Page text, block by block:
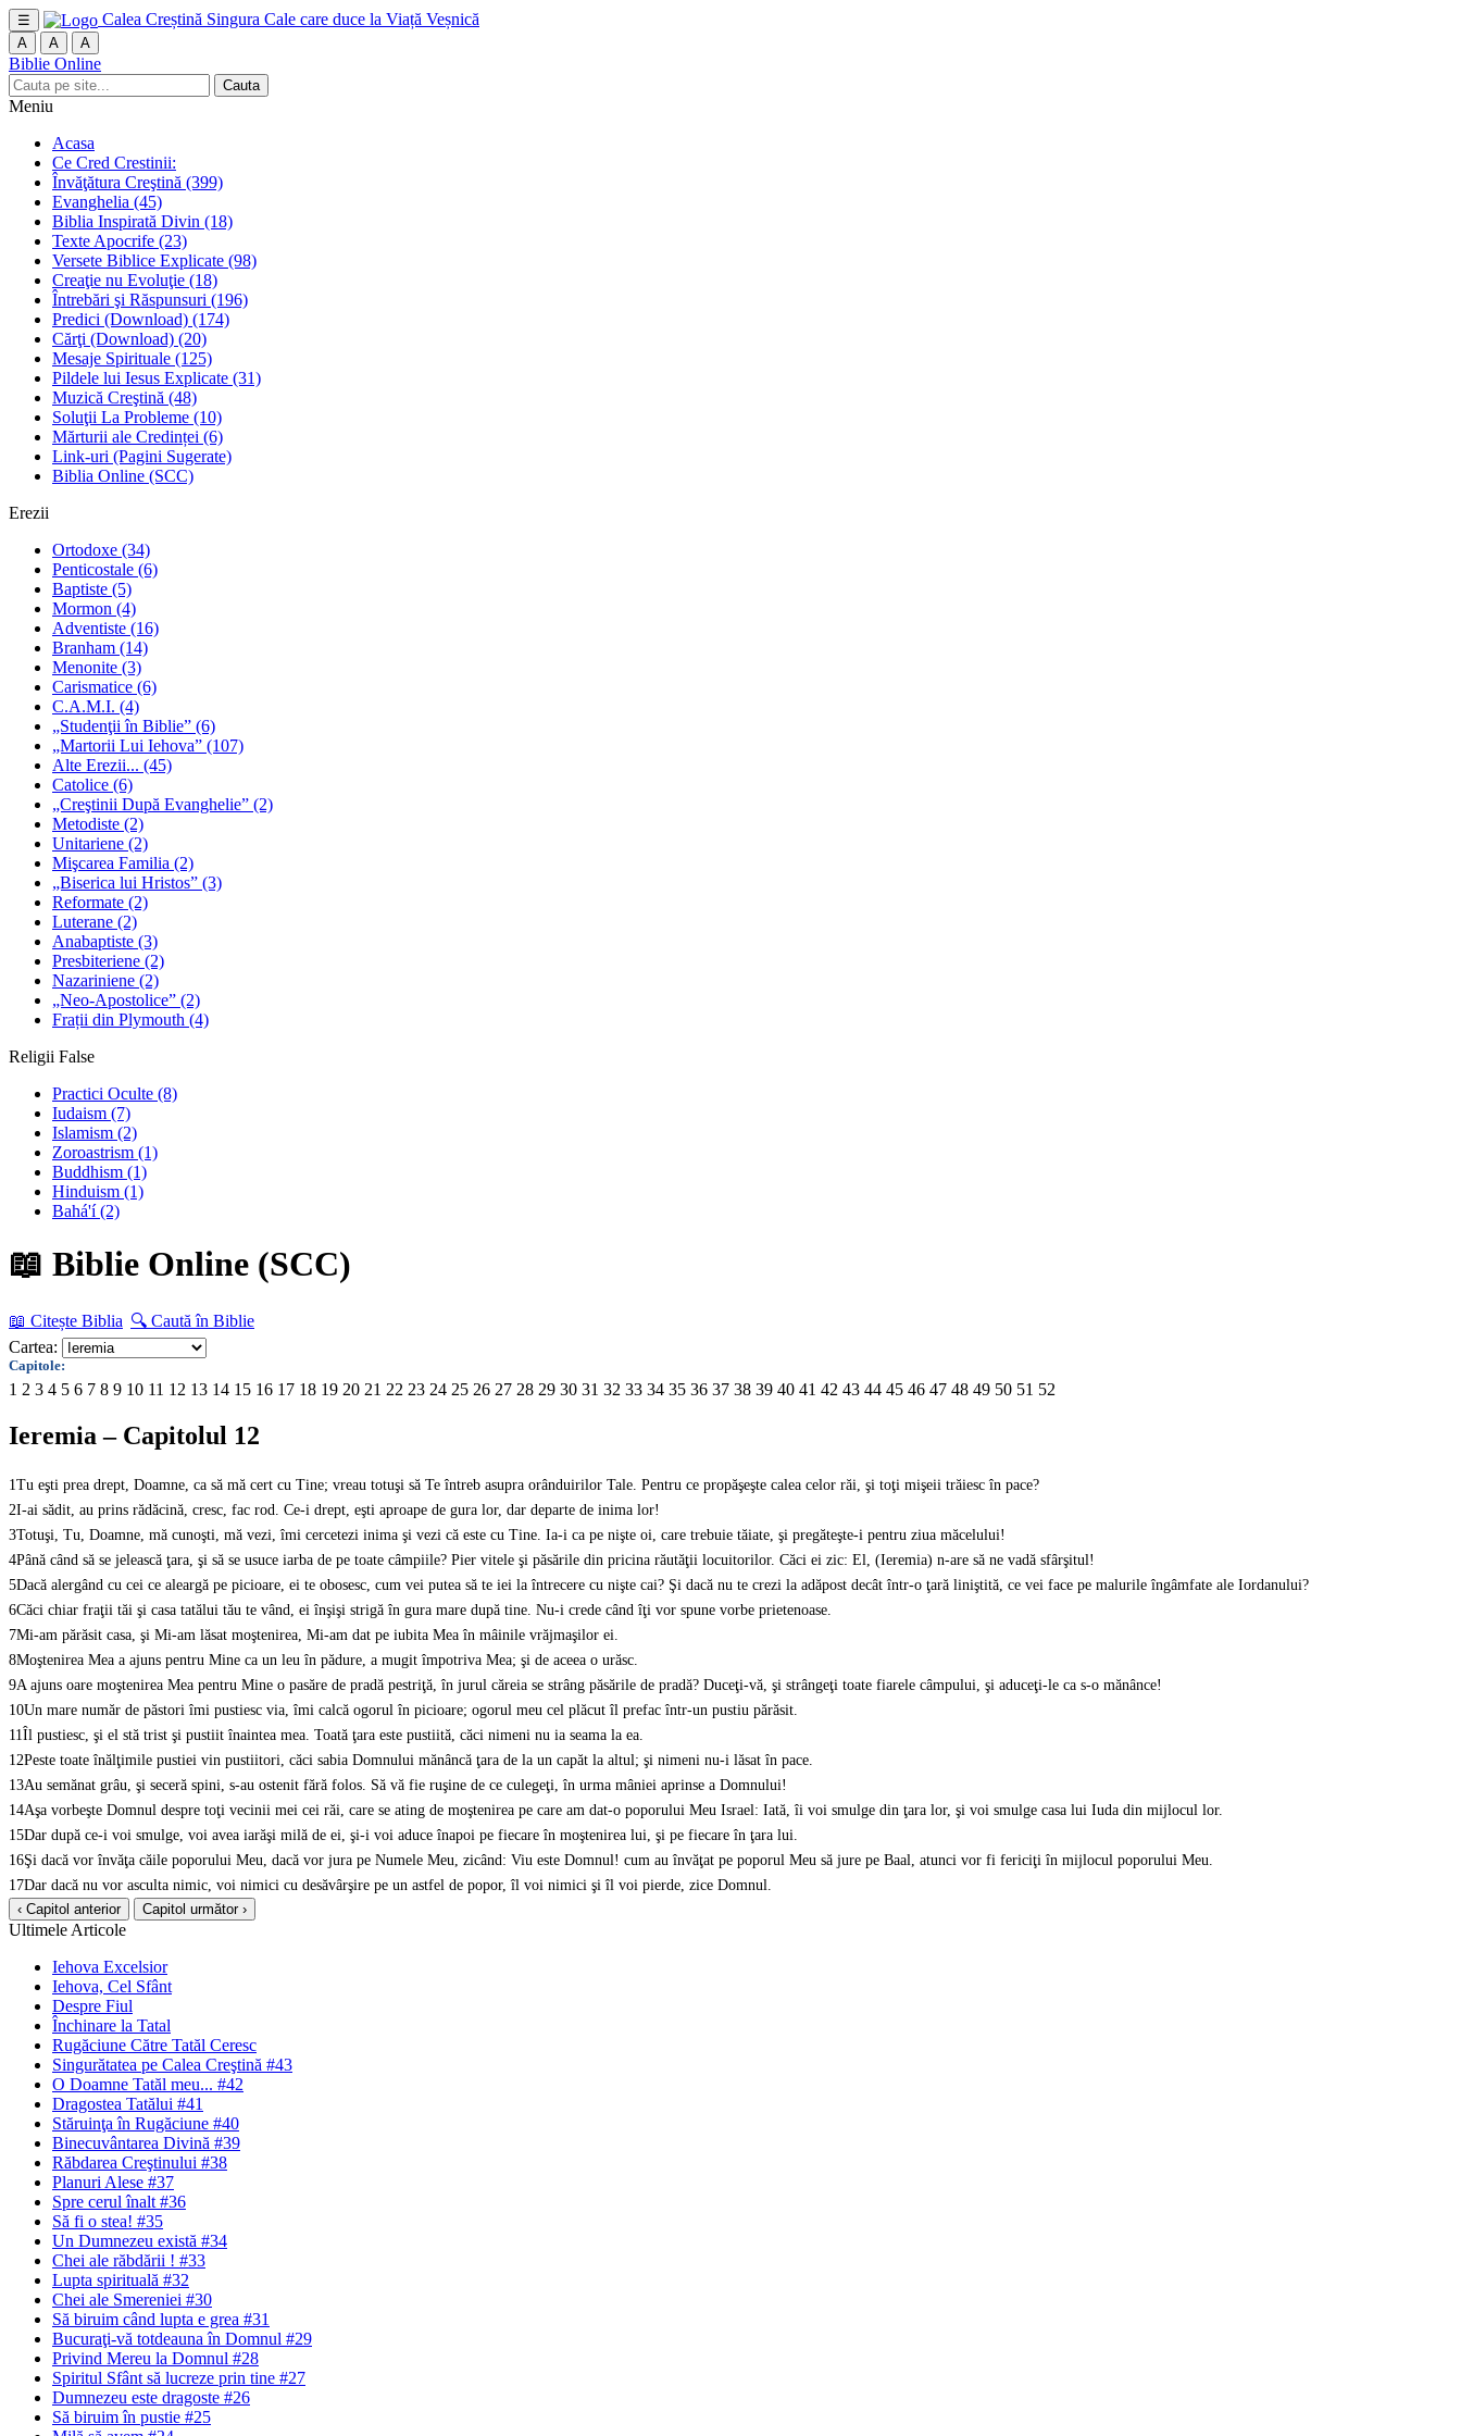
☰ Calea Creștină Singura Cale care duce la Viață Veșnică
A A A
Biblie Online
Cauta
Meniu
Acasa
Ce Cred Crestinii:
Învăţătura Creştină (399)
Evanghelia (45)
Biblia Inspirată Divin (18)
Texte Apocrife (23)
Versete Biblice Explicate (98)
Creaţie nu Evoluţie (18)
Întrebări şi Răspunsuri (196)
Predici (Download) (174)
Cărţi (Download) (20)
Mesaje Spirituale (125)
Pildele lui Iesus Explicate (31)
Muzică Creştină (48)
Soluţii La Probleme (10)
Mărturii ale Credinței (6)
Link-uri (Pagini Sugerate)
Biblia Online (SCC)
Erezii
Ortodoxe (34)
Penticostale (6)
Baptiste (5)
Mormon (4)
Adventiste (16)
Branham (14)
Menonite (3)
Carismatice (6)
C.A.M.I. (4)
„Studenţii în Biblie” (6)
„Martorii Lui Iehova” (107)
Alte Erezii... (45)
Catolice (6)
„Creştinii După Evanghelie” (2)
Metodiste (2)
Unitariene (2)
Mişcarea Familia (2)
„Biserica lui Hristos” (3)
Reformate (2)
Luterane (2)
Anabaptiste (3)
Presbiteriene (2)
Nazariniene (2)
„Neo-Apostolice” (2)
Frații din Plymouth (4)
Religii False
Practici Oculte (8)
Iudaism (7)
Islamism (2)
Zoroastrism (1)
Buddhism (1)
Hinduism (1)
Bahá'í(2)
📖 Biblie Online (SCC)
📖 Citește Biblia 🔍 Caută în Biblie
Cartea:
Capitole:
1 2 3 4 5 6 7 8 9 10 11 12 13 14 15 16 17 18 19 20 21 22 23 24 25 26 27 28 29 30 31 32 33 34 35 36 37 38 39 40 41 42 43 44 45 46 47 48 49 50 51 52
Ieremia – Capitolul 12
1Tu eşti prea drept, Doamne, ca să mă cert cu Tine; vreau totuşi să Te întreb asupra orânduirilor Tale. Pentru ce propăşeşte calea celor răi, şi toţi mişeii trăiesc în pace?
2I-ai sădit, au prins rădăcină, cresc, fac rod. Ce-i drept, eşti aproape de gura lor, dar departe de inima lor!
3Totuşi, Tu, Doamne, mă cunoşti, mă vezi, îmi cercetezi inima şi vezi că este cu Tine. Ia-i ca pe nişte oi, care trebuie tăiate, şi pregăteşte-i pentru ziua măcelului!
4Până când să se jelească ţara, şi să se usuce iarba de pe toate câmpiile? Pier vitele şi păsările din pricina răutăţii locuitorilor. Căci ei zic: El, (Ieremia) n-are să ne vadă sfârşitul!
5Dacă alergând cu cei ce aleargă pe picioare, ei te obosesc, cum vei putea să te iei la întrecere cu nişte cai? Şi dacă nu te crezi la adăpost decât într-o ţară liniştită, ce vei face pe malurile îngâmfate ale Iordanului?
6Căci chiar fraţii tăi şi casa tatălui tău te vând, ei înşişi strigă în gura mare după tine. Nu-i crede când îţi vor spune vorbe prietenoase.
7Mi-am părăsit casa, şi Mi-am lăsat moştenirea, Mi-am dat pe iubita Mea în mâinile vrăjmaşilor ei.
8Moştenirea Mea a ajuns pentru Mine ca un leu în pădure, a mugit împotriva Mea; şi de aceea o urăsc.
9A ajuns oare moştenirea Mea pentru Mine o pasăre de pradă pestriţă, în jurul căreia se strâng păsările de pradă? Duceţi-vă, şi strângeţi toate fiarele câmpului, şi aduceţi-le ca s-o mănânce!
10Un mare număr de păstori îmi pustiesc via, îmi calcă ogorul în picioare; ogorul meu cel plăcut îl prefac într-un pustiu părăsit.
11Îl pustiesc, şi el stă trist şi pustiit înaintea mea. Toată ţara este pustiită, căci nimeni nu ia seama la ea.
12Peste toate înălţimile pustiei vin pustiitori, căci sabia Domnului mănâncă ţara de la un capăt la altul; şi nimeni nu-i lăsat în pace.
13Au semănat grâu, şi seceră spini, s-au ostenit fără folos. Să vă fie ruşine de ce culegeţi, în urma mâniei aprinse a Domnului!
14Aşa vorbeşte Domnul despre toţi vecinii mei cei răi, care se ating de moştenirea pe care am dat-o poporului Meu Israel: Iată, îi voi smulge din ţara lor, şi voi smulge casa lui Iuda din mijlocul lor.
15Dar după ce-i voi smulge, voi avea iarăşi milă de ei, şi-i voi aduce înapoi pe fiecare în moştenirea lui, şi pe fiecare în ţara lui.
16Şi dacă vor învăţa căile poporului Meu, dacă vor jura pe Numele Meu, zicând: Viu este Domnul! cum au învăţat pe poporul Meu să jure pe Baal, atunci vor fi fericiţi în mijlocul poporului Meu.
17Dar dacă nu vor asculta nimic, voi nimici cu desăvârşire pe un astfel de popor, îl voi nimici şi îl voi pierde, zice Domnul.
‹ Capitol anterior
Capitol următor ›
Ultimele Articole
Iehova Excelsior
Iehova, Cel Sfânt
Despre Fiul
Închinare la Tatal
Rugăciune Către Tatăl Ceresc
Singurătatea pe Calea Creştină #43
O Doamne Tatăl meu... #42
Dragostea Tatălui #41
Stăruinţa în Rugăciune #40
Binecuvântarea Divină #39
Răbdarea Creştinului #38
Planuri Alese #37
Spre cerul înalt #36
Să fi o stea! #35
Un Dumnezeu există #34
Chei ale răbdării ! #33
Lupta spirituală #32
Chei ale Smereniei #30
Să biruim când lupta e grea #31
Bucuraţi-vă totdeauna în Domnul #29
Privind Mereu la Domnul #28
Spiritul Sfânt să lucreze prin tine #27
Dumnezeu este dragoste #26
Să biruim în pustie #25